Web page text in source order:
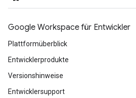
Google Workspace für Entwickler
Plattformüberblick
Entwicklerprodukte
Versionshinweise
Entwicklersupport